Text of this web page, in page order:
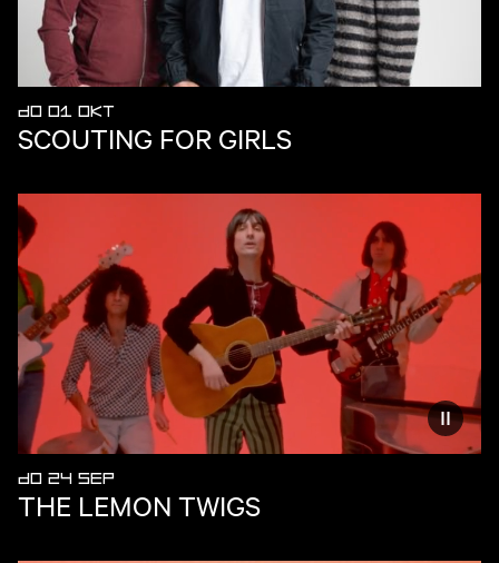
DO 01 OKT
SCOUTING FOR GIRLS
DO 24 SEP
THE LEMON TWIGS